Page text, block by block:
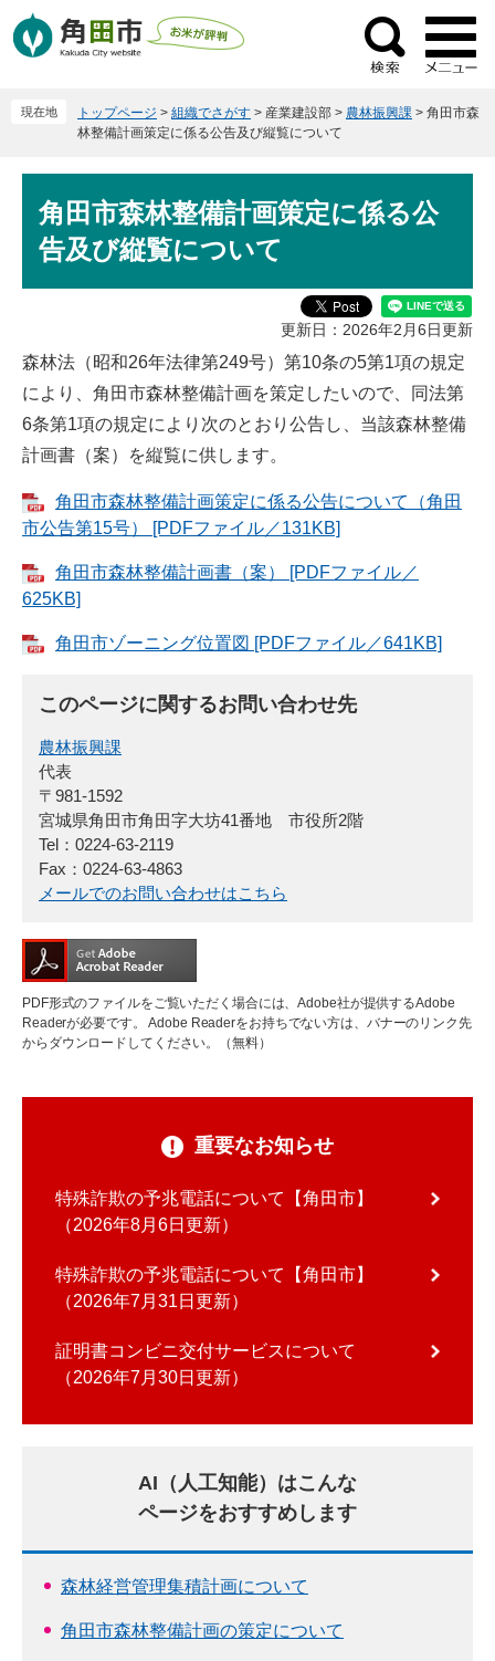
ー
ニ
検
索
現在地 トップページ > 組織でさがす > 産業建設部 > 農林振興課 > 角田市森
林整備計画策定に係る公告及び縦覧について
文角田市森林整備計画策定に係る公
告及び縦覧について
更新日：2026年2月6日更新
森林法（昭和26年法律第249号）第10条の5第1項の規定
により、角田市森林整備計画を策定したいので、同法第
6条第1項の規定により次のとおり公告し、当該森林整備
計画書（案）を縦覧に供します。
角田市森林整備計画策定に係る公告について（角田
市公告第15号） [PDFファイル／131KB]
角田市森林整備計画書（案） [PDFファイル／
625KB]
角田市ゾーニング位置図 [PDFファイル／641KB]
このページに関するお問い合わせ先
農林振興課
代表
〒981-1592
宮城県角田市角田字大坊41番地 市役所2階
Tel：0224-63-2119
Fax：0224-63-4863
メールでのお問い合わせはこちら
PDF形式のファイルをご覧いただく場合には、Adobe社が提供するAdobe
Readerが必要です。
Adobe Readerをお持ちでない方は、バナーのリンク先
からダウンロードしてください。（無料）
重要なお知らせ
特殊詐欺の予兆電話について【角田市】
2026年8月6日更新
特殊詐欺の予兆電話について【角田市】
2026年7月31日更新
証明書コンビニ交付サービスについて
2026年7月30日更新
AI（人工知能）はこんな
ページをおすすめします
森林経営管理集積計画について
角田市森林整備計画の策定について